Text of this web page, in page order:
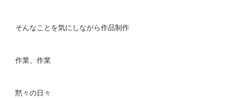
そんなことを気にしながら作品制作
作業、作業
黙々の日々